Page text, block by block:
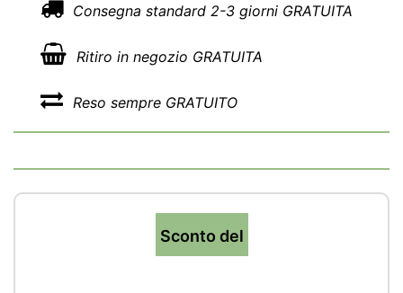
Consegna standard 2-3 giorni GRATUITA
Ritiro in negozio GRATUITA
Reso sempre GRATUITO
Sconto del